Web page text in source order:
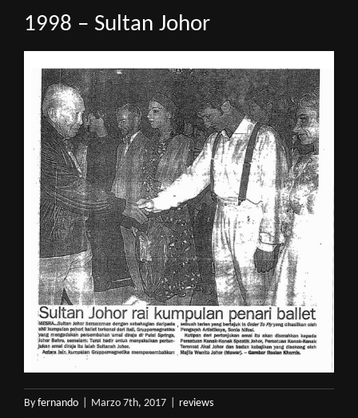
1998 – Sultan Johor
By fernando Marzo 7th, 2017 reviews